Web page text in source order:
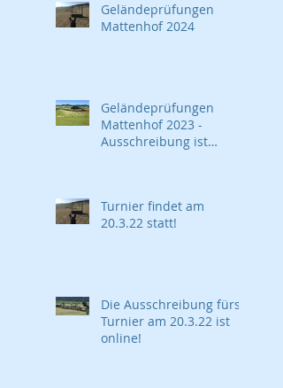
Geländeprüfungen
Mattenhof 2024
Geländeprüfungen
Mattenhof 2023 -
Ausschreibung ist
Turnier findet am
20.3.22 statt!
Die Ausschreibung fürs
Turnier am 20.3.22 ist
online!